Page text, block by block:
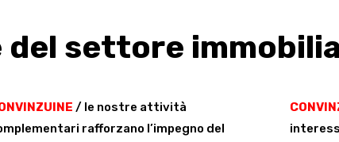
settore
/ le nostre attività
rafforzano l’impegno del